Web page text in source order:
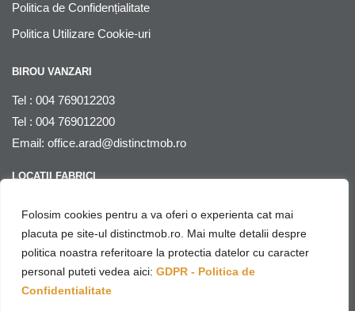
Folosim cookies pentru a va oferi o experienta cat mai
placuta pe site-ul distinctmob.ro. Mai multe detalii despre
politica noastra referitoare la protectia datelor cu caracter
personal puteti vedea aici: GDPR - Politica de
Confidentialitate
Politica de Confidențialitate
Politica Utilizare Cookie-uri
BIROU VANZARI
Tel : 004 769012203
Tel : 004 769012200
Email: office.arad@distinctmob.ro
LOCATII FABRICI
Romania
© Distinctmob 2020
Website & SEO byNetring Media – with♥